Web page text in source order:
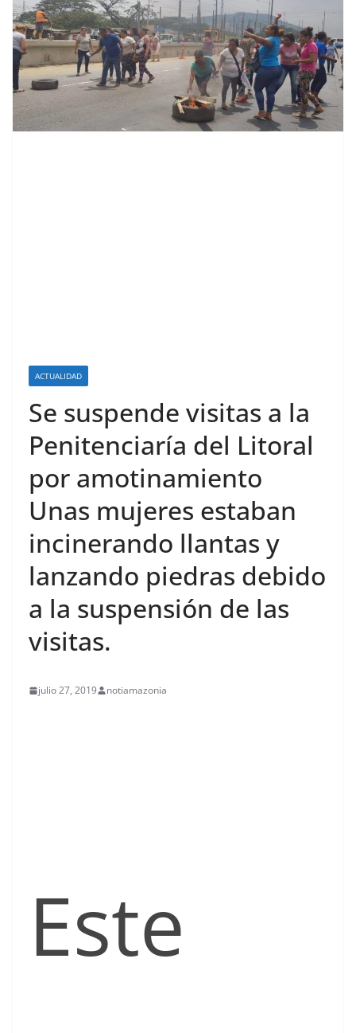
ACTUALIDAD
Se suspende visitas a la
Penitenciaría del Litoral
por amotinamiento
Unas mujeres estaban
incinerando llantas y
lanzando piedras debido
a la suspensión de las
visitas.
julio 27, 2019 notiamazonia
Este